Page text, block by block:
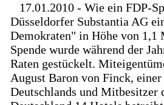
17.01.2010 - Wie ein FDP-
Düsseldorfer Substantia AG
Demokraten" in Höhe von
Spende wurde während der
Raten gestückelt.
August Baron von Finck,
Deutschlands und